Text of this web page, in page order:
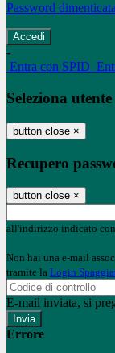
Password
-
Entra con SPID
Seleziona utente
button close ×
Recupero
button close ×
all'indirizzo indicato
Non hai una e-mail
tramite la Login
E-mail inviata, si
Errore